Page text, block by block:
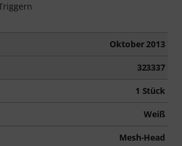
Oktober 2013
323337
1 Stück
Weiß
Mesh-Head